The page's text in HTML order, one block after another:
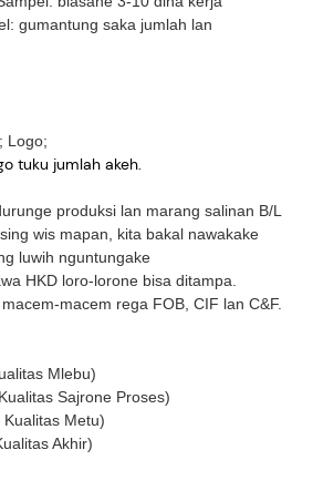
gumantung saka jumlah lan
Logo;
tuku jumlah akeh.
produksi lan marang salinan B/L
wis mapan, kita bakal nawakake
luwih nguntungake
HKD loro-lorone bisa ditampa.
macem rega FOB, CIF lan C&F.
Mlebu)
Sajrone Proses)
Metu)
Akhir)